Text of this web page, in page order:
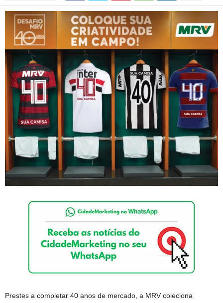
Prestes a completar 40 anos de mercado, a MRV coleciona